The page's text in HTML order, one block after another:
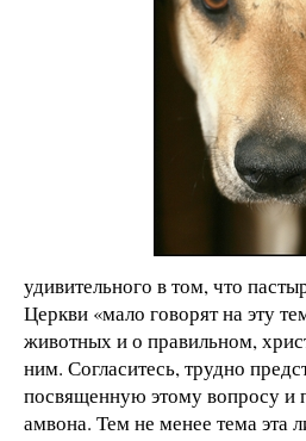
удивительного в том, что
Церкви «мало говорят на эту
животных и о правильном,
ним. Согласитесь, трудно
посвященную этому вопросу и
амвона. Тем не менее тема эта